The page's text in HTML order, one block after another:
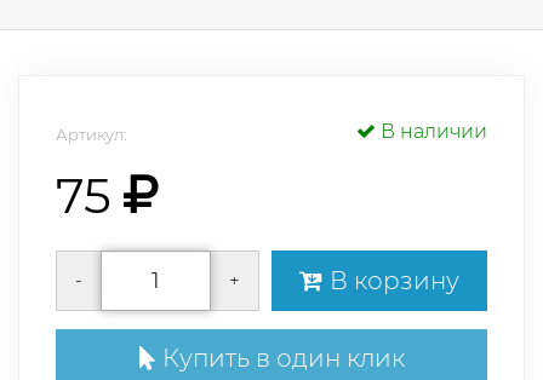
Артикул: В наличии
75
- + В корзину
Купить в один клик